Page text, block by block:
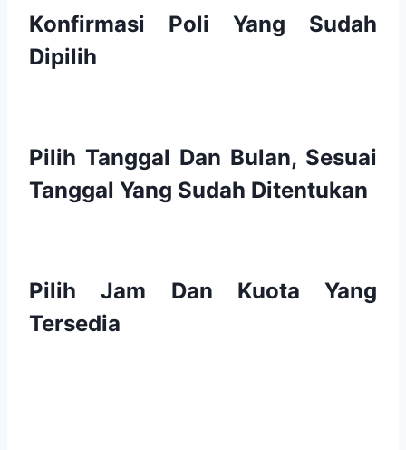
Konfirmasi Poli Yang Sudah
Dipilih
Pilih Tanggal Dan Bulan, Sesuai
Tanggal Yang Sudah Ditentukan
Pilih Jam Dan Kuota Yang
Tersedia